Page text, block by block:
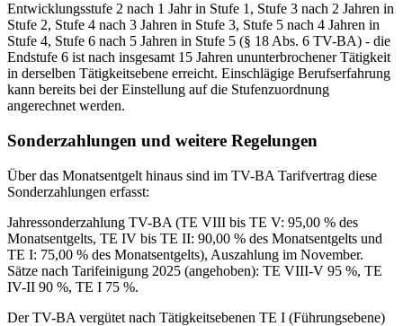
Entwicklungsstufe 2 nach 1 Jahr in Stufe 1, Stufe 3 nach 2 Jahren in
Stufe 2, Stufe 4 nach 3 Jahren in Stufe 3, Stufe 5 nach 4 Jahren in
Stufe 4, Stufe 6 nach 5 Jahren in Stufe 5 (§ 18 Abs. 6 TV-BA) - die
Endstufe 6 ist nach insgesamt 15 Jahren ununterbrochener Tätigkeit
in derselben Tätigkeitsebene erreicht. Einschlägige Berufserfahrung
kann bereits bei der Einstellung auf die Stufenzuordnung
angerechnet werden.
Sonderzahlungen und weitere Regelungen
Über das Monatsentgelt hinaus sind im TV-BA Tarifvertrag diese
Sonderzahlungen erfasst:
Jahressonderzahlung TV-BA (TE VIII bis TE V: 95,00 % des
Monatsentgelts, TE IV bis TE II: 90,00 % des Monatsentgelts und
TE I: 75,00 % des Monatsentgelts), Auszahlung im November.
Sätze nach Tarifeinigung 2025 (angehoben): TE VIII-V 95 %, TE
IV-II 90 %, TE I 75 %.
Der TV-BA vergütet nach Tätigkeitsebenen TE I (Führungsebene)